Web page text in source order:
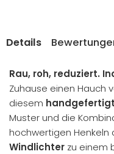
Details
Rau, roh, reduziert.
Zuhause einen Hauch
diesem
Muster und die
hochwertigen Henkeln
Windlichter zu einem